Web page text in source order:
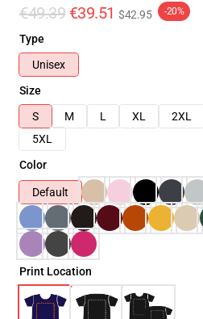
€49.39 €39.51 $42.95 -20%
Type
Unisex
Size
S
M L XL 2XL
5XL
Color
Default
Print Location